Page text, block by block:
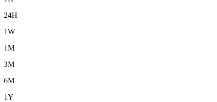
24H
1W
1M
3M
6M
1Y